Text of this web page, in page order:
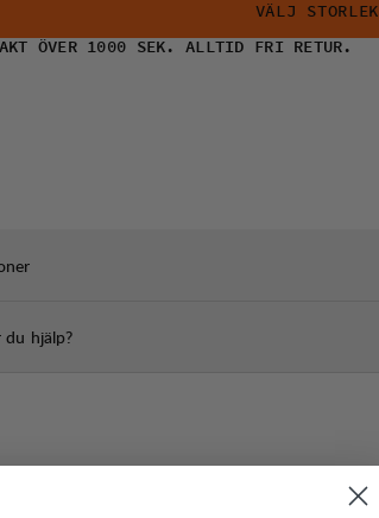
VÄLJ STORLEK
ÖVER 1000 SEK. ALLTID FRI RETUR.
du hjälp?